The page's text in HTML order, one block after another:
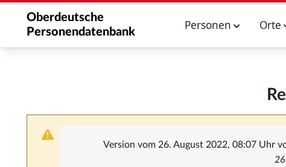
Oberdeutsche
Personendatenbank
Personen Orte
Version vom 26. August 2022, 08:07 Uhr